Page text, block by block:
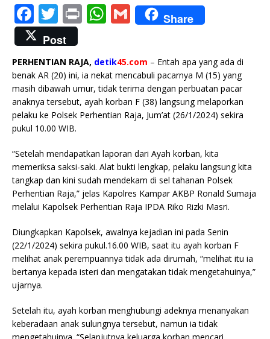
F
a
c
e
b
o
o
k
T
w
it
te
r
P
n
t
W
at
s
A
p
G
m
l
Share
Post
PERHENTIAN RAJA, detik45.com – Entah apa yang ada di
benak AR (20) ini, ia nekat mencabuli pacarnya M (15) yang
masih dibawah umur, tidak terima dengan perbuatan pacar
anaknya tersebut, ayah korban F (38) langsung melaporkan
pelaku ke Polsek Perhentian Raja, Jum’at (26/1/2024) sekira
pukul 10.00 WIB.
“Setelah mendapatkan laporan dari Ayah korban, kita
memeriksa saksi-saki. Alat bukti lengkap, pelaku langsung kita
tangkap dan kini sudah mendekam di sel tahanan Polsek
Perhentian Raja,” jelas Kapolres Kampar AKBP Ronald Sumaja
melalui Kapolsek Perhentian Raja IPDA Riko Rizki Masri.
Diungkapkan Kapolsek, awalnya kejadian ini pada Senin
(22/1/2024) sekira pukul.16.00 WIB, saat itu ayah korban F
melihat anak perempuannya tidak ada dirumah, “melihat itu ia
bertanya kepada isteri dan mengatakan tidak mengetahuinya,”
ujarnya.
Setelah itu, ayah korban menghubungi adeknya menanyakan
keberadaan anak sulungnya tersebut, namun ia tidak